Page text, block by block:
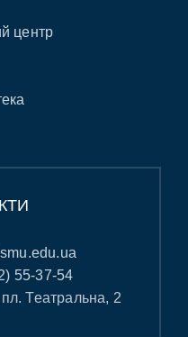
центр
55-37-54
Театральна, 2